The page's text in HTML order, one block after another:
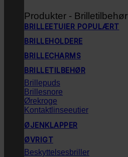
Produkter - Brilletilbehør
BRILLEETUIER
BRILLEHOLDERE
BRILLECHARMS
BRILLETILBEHØR
Brillepuds
Brillesnore
Ørekroge
Kontaktlinseeutier
ØJENKLAPPER
ØVRIGT
Beskyttelsesbriller